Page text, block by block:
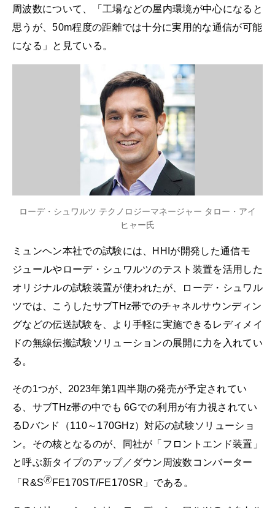
周波数について、「工場などの屋内環境が中心になると
思うが、50m程度の距離では十分に実用的な通信が可能
になる」と見ている。
ローデ・シュワルツ テクノロジーマネージャー タロー・アイ
ヒャー氏
ミュンヘン本社での試験には、HHIが開発した通信モ
ジュールやローデ・シュワルツのテスト装置を活用した
オリジナルの試験装置が使われたが、ローデ・シュワル
ツでは、こうしたサブTHz帯でのチャネルサウンディン
グなどの伝送試験を、より手軽に実施できるレディメイ
ドの無線伝搬試験ソリューションの展開に力を入れてい
る。
その1つが、2023年第1四半期の発売が予定されてい
る、サブTHz帯の中でも 6Gでの利用が有力視されてい
るDバンド（110～170GHz）対応の試験ソリューショ
ン。その核となるのが、同社が「フロントエンド装置」
と呼ぶ新タイプのアップ／ダウン周波数コンバーター
「R&S🄬 FE170ST/FE170SR」である。